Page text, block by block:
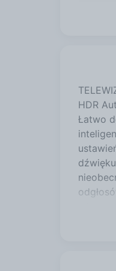
TELEWIZOR OLED SAMSUNG QE55S85F 55" 4K Vision AI Smart TV NQ4 AI Gen2 Processor 4K AI Upscaling OLED HDR Autentyczne kolory zatwierdzone przez PANTONE Asystent głosowy w Twoim telewizorze Asystent głosowy Łatwo dostosowuj ustawienia za pomocą komend głosowych dzięki obsłudze Asystenta Głosowego Bixby. Poznaj inteligencję swojego telewizora Tryb AI Tryb AI oferuje menu szybkiego dostępu z opcją dostosowania adaptacyjnych ustawień obrazu i dźwięku. Twoje wrażenia z oglądania są jeszcze lepsze dzięki inteligentnej optymalizacji obrazu i dźwięku do otoczenia oraz rodzaju oglądanych treści. Zatroszcz się o swojego zwierzaka podczas Twojej